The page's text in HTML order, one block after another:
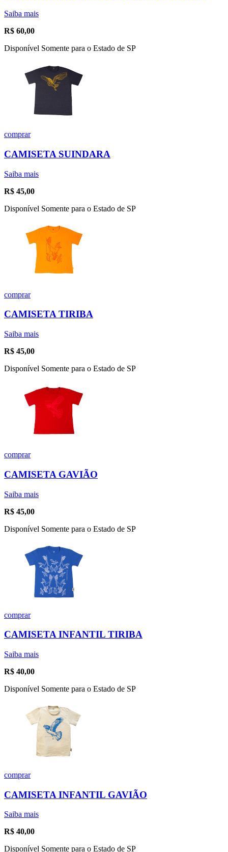
Saiba mais
R$ 60,00
Disponível Somente para o Estado de SP
comprar
CAMISETA SUINDARA
Saiba mais
R$ 45,00
Disponível Somente para o Estado de SP
comprar
CAMISETA TIRIBA
Saiba mais
R$ 45,00
Disponível Somente para o Estado de SP
comprar
CAMISETA GAVIÃO
Saiba mais
R$ 45,00
Disponível Somente para o Estado de SP
comprar
CAMISETA INFANTIL TIRIBA
Saiba mais
R$ 40,00
Disponível Somente para o Estado de SP
comprar
CAMISETA INFANTIL GAVIÃO
Saiba mais
R$ 40,00
Disponível Somente para o Estado de SP